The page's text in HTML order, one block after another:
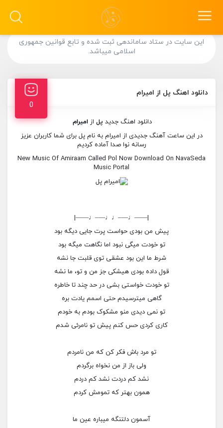
این سایت در ستاد ساماندهی ثبت شده و تابع قوانین جمهوری
اسلامی میباشد.
دانلود اهنگ پل از امیرام
0
دانلود اهنگ جدید پل ازامیرام
در این ساعت آهنگ جدیدی از امیرام به نام پل برای شما کاربران عزیز
رسانه نوا صدا آماده کردیم
New Music Of Amiraam Called Pol Now Download On NavaSeda
Music Portal
|——♩—–♩♩—–♩——|
پیش من بودی حواست پرت جایی دیگه بود
تو خودت میگی نبود اما نگاهت میگه بود
شرط ما این بود عشقی توی قلبت جا نشه
قول داده بودی هیشکی جز من و تو، ما نشه
تو خودت خواستی بشی در حد چند تا خاطره
گاهی میترسیدم حتی اسمم یادت بره
تو نمی دیدی منو مشکوک بودم به خودم
کاری کردی حس کنم پیش تو نامرئی شدم
تو مرد باش فکر کن که من نامردم
ولی باز از من نخواه برگردم
نشد کم دردت نشد کم دردم
همون بهتر که تمومش کردم
آسمون دلتنگه میباره عین ما